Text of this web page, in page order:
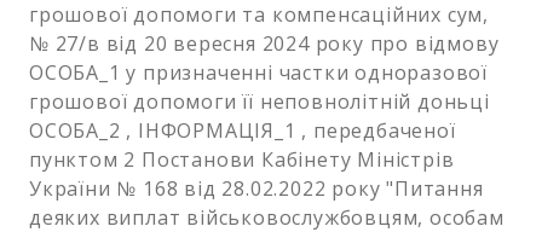
грошової допомоги та компенсаційних сум,
№ 27/в від 20 вересня 2024 року про відмову
ОСОБА_1 у призначенні частки одноразової
грошової допомоги її неповнолітній доньці
ОСОБА_2 , ІНФОРМАЦІЯ_1 , передбаченої
пунктом 2 Постанови Кабінету Міністрів
України № 168 від 28.02.2022 року "Питання
деяких виплат військовослужбовцям, особам